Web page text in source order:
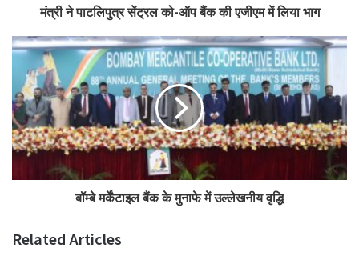
मंत्री ने पाटलिपुत्र सेंट्रल को-ऑप बैंक की एजीएम में लिया भाग
बॉम्बे मर्केंटाइल बैंक के मुनाफे में उल्लेखनीय वृद्धि
Related Articles